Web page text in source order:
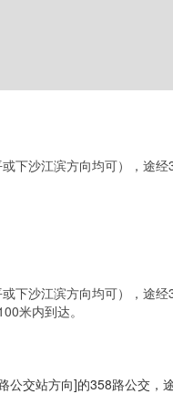
沙江滨方向均可），途经
沙江滨方向均可），途
米内到达。
交站方向]的358路公交，